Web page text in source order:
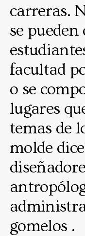
carreras.
se
facultad
o se
lugares
temas de
molde
gomelos .